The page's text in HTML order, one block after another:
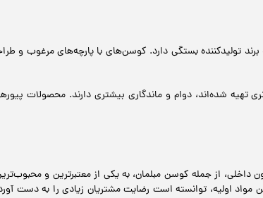
تولیدکننده بستگی دارد. کوسن‌های با پارچه‌های مرغوب و
شده‌اند، دوام و ماندگاری بیشتری دارند. محصولات
از جمله کوسن مبلمان، به یکی از معتبرترین و
اولیه، توانسته است رضایت مشتریان زیادی را به دست